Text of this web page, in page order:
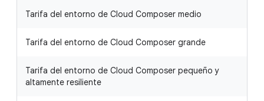
Tarifa del entorno de Cloud Composer medio
Tarifa del entorno de Cloud Composer grande
Tarifa del entorno de Cloud Composer pequeño y
altamente resiliente